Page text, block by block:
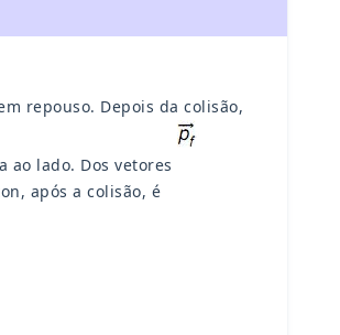
repouso. Depois da colisão,
ao lado. Dos vetores
após a colisão, é